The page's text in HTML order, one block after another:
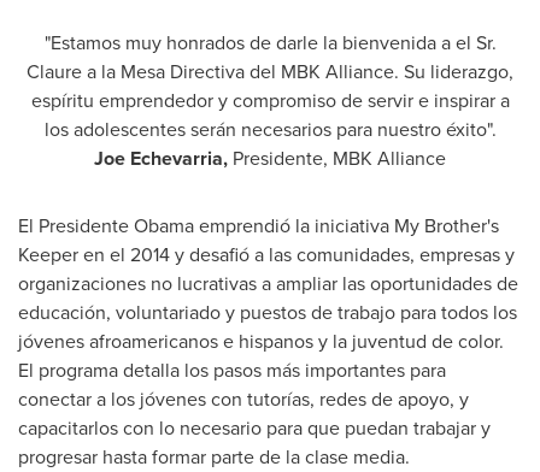
"Estamos muy honrados de darle la bienvenida a el Sr.
Claure a la Mesa Directiva del MBK Alliance. Su liderazgo,
espíritu emprendedor y compromiso de servir e inspirar a
los adolescentes serán necesarios para nuestro éxito".
Joe Echevarria, Presidente, MBK Alliance
El Presidente Obama emprendió la iniciativa My Brother's
Keeper en el 2014 y desafió a las comunidades, empresas y
organizaciones no lucrativas a ampliar las oportunidades de
educación, voluntariado y puestos de trabajo para todos los
jóvenes afroamericanos e hispanos y la juventud de color.
El programa detalla los pasos más importantes para
conectar a los jóvenes con tutorías, redes de apoyo, y
capacitarlos con lo necesario para que puedan trabajar y
progresar hasta formar parte de la clase media.